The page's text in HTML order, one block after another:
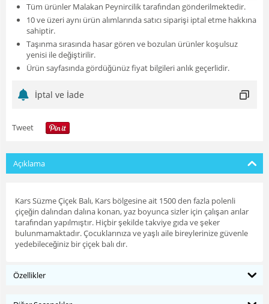
Tüm ürünler Malakan Peynircilik tarafından gönderilmektedir.
10 ve üzeri aynı ürün alımlarında satıcı siparişi iptal etme hakkına
sahiptir.
Taşınma sırasında hasar gören ve bozulan ürünler koşulsuz
yenisi ile değiştirilir.
Ürün sayfasında gördüğünüz fiyat bilgileri anlık geçerlidir.
İptal ve İade
Tweet
Açıklama
Kars Süzme Çiçek Balı, Kars bölgesine ait 1500 den fazla polenli
çiçeğin dalından dalına konan, yaz boyunca sizler için çalışan arılar
tarafından yapılmıştır. Hiçbir şekilde takviye gıda ve şeker
bulunmamaktadır. Çocuklarınıza ve yaşlı aile bireylerinize güvenle
yedebileceğiniz bir çiçek balı dır.
Özellikler